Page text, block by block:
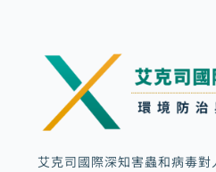
艾克司國際深知害蟲和病毒對